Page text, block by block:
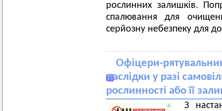
рослинних залишків.
спалювання для
серйозну небезпеку для
Офіцери-
наслідки у разі
рослинності або її
З